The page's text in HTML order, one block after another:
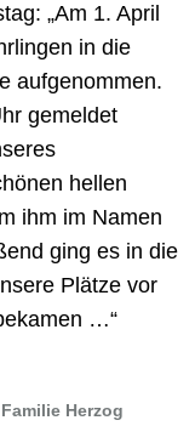
„Am 1. April
in die
aufgenommen.
gemeldet
hellen
ihm im Namen
ging es in die
Plätze vor
…“
Herzog